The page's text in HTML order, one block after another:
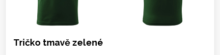
Tričko tmavě zelené